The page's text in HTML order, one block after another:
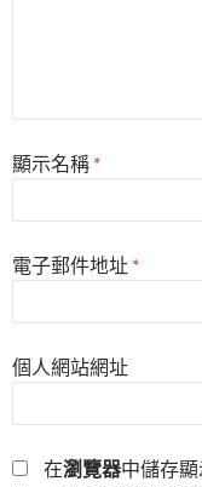
顯示名稱 *
電子郵件地址 *
個人網站網址
在瀏覽器中儲存